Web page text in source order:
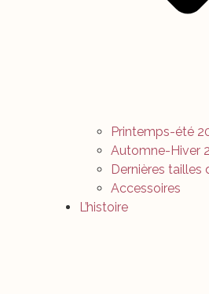
Printemps-été
Automne-Hiver
Dernières tailles
Accessoires
L’histoire